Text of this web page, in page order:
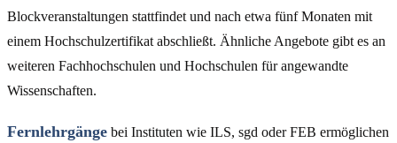
Blockveranstaltungen stattfindet und nach etwa fünf Monaten mit
einem Hochschulzertifikat abschließt. Ähnliche Angebote gibt es an
weiteren Fachhochschulen und Hochschulen für angewandte
Wissenschaften.
Fernlehrgänge bei Instituten wie ILS, sgd oder FEB ermöglichen